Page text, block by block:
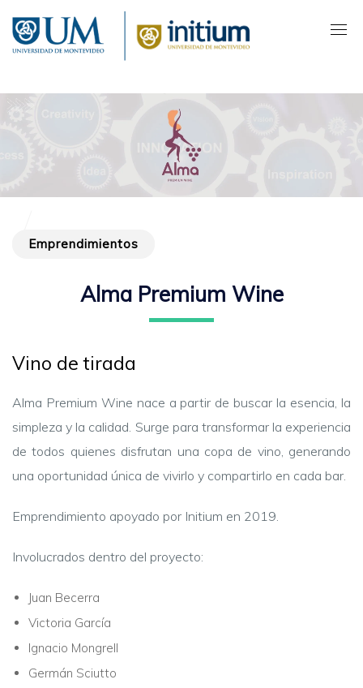
contenido
principal
Emprendimientos
Alma Premium Wine
Vino de tirada
Alma Premium Wine nace a partir de buscar la esencia, la
simpleza y la calidad. Surge para transformar la experiencia
de todos quienes disfrutan una copa de vino, generando
una oportunidad única de vivirlo y compartirlo en cada bar.
Emprendimiento apoyado por Initium en 2019.
Involucrados dentro del proyecto:
Juan Becerra
Victoria García
Ignacio Mongrell
Germán Sciutto